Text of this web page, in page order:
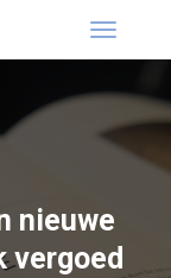
nieuwe
vergoed